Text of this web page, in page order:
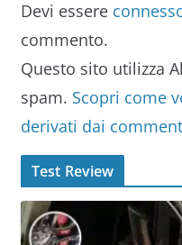
Devi essere
commento.
Questo sito utilizza
spam. Scopri come
derivati dai
Test Review